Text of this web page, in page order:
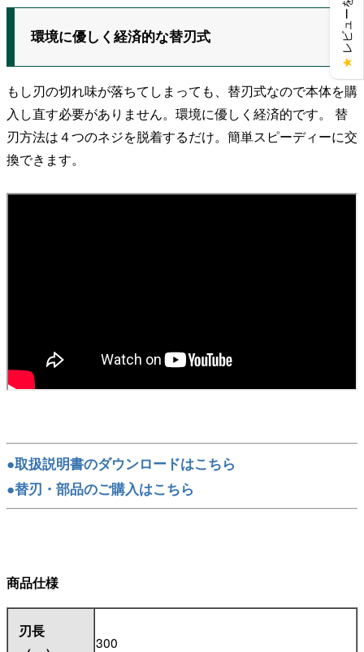
環境に優しく経済的な替刃式
もし刃の切れ味が落ちてしまっても、替刃式なので本体を購
入し直す必要がありません。環境に優しく経済的です。 替
刃方法は４つのネジを脱着するだけ。簡単スピーディーに交
換できます。
●取扱説明書のダウンロードはこちら
●替刃・部品のご購入はこちら
商品仕様
刃長
300
★